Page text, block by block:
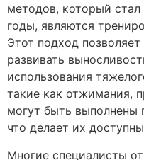
методов, который
годы, являются
Этот подход
развивать
использования
такие как отжимания,
могут быть выполнены
что делает их
Многие специалисты